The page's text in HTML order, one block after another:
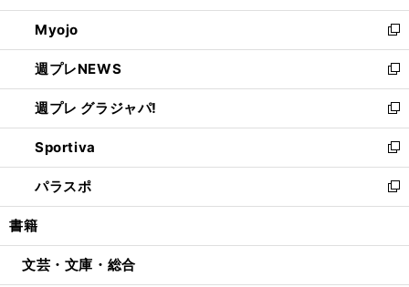
開
く
ウ
で
開
く
ン
ド
ウ
で
開
く
ウ
ィ
ン
ド
ウ
で
開
く
Myojo
新
し
い
ウ
ィ
ン
ド
ウ
で
開
週プレNEWS
新
し
い
ウ
ィ
ン
ド
ウ
開
週プレ グラジャパ!
新
し
い
ウ
ィ
ン
ウ
Sportiva
新
し
い
ウ
ン
パラスポ
新
し
ウ
書籍
文芸・文庫・総合